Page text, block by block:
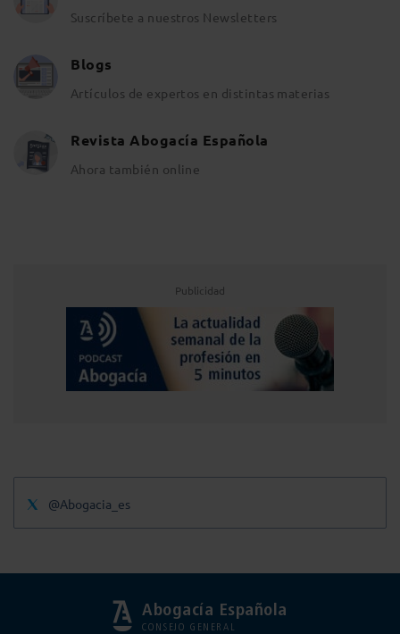
Suscríbete a nuestros Newsletters
Blogs
Artículos de expertos en distintas materias
Revista Abogacía Española
Ahora también online
Publicidad
@Abogacia_es
Abogacía Española
CONSEJO GENERAL